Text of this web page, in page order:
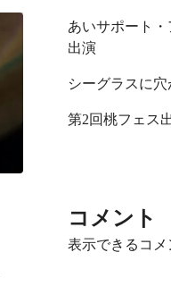
あいサポート・
出演
シーグラスに穴
第2回桃フェス
コメント
表示できるコメ